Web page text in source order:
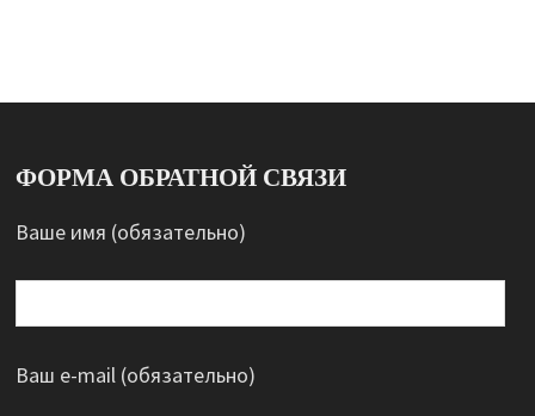
ФОРМА ОБРАТНОЙ СВЯЗИ
Ваше имя (обязательно)
Ваш e-mail (обязательно)